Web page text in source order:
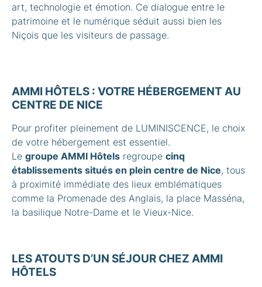
art, technologie et émotion. Ce dialogue entre le
patrimoine et le numérique séduit aussi bien les
Niçois que les visiteurs de passage.
AMMI HÔTELS : VOTRE HÉBERGEMENT AU
CENTRE DE NICE
Pour profiter pleinement de LUMINISCENCE, le choix
de votre hébergement est essentiel.
Le groupe AMMI Hôtels regroupe cinq
établissements situés en plein centre de Nice, tous
à proximité immédiate des lieux emblématiques
comme la Promenade des Anglais, la place Masséna,
la basilique Notre-Dame et le Vieux-Nice.
LES ATOUTS D’UN SÉJOUR CHEZ AMMI
HÔTELS